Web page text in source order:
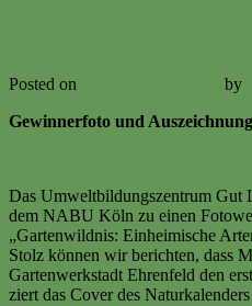
Posted on by
Gewinnerfoto und Auszeichnung
Das Umweltbildungszentrum Gut
dem NABU Köln zu einen
„Gartenwildnis: Einheimische
Stolz können wir berichten, dass
Gartenwerkstadt Ehrenfeld den
ziert das Cover des